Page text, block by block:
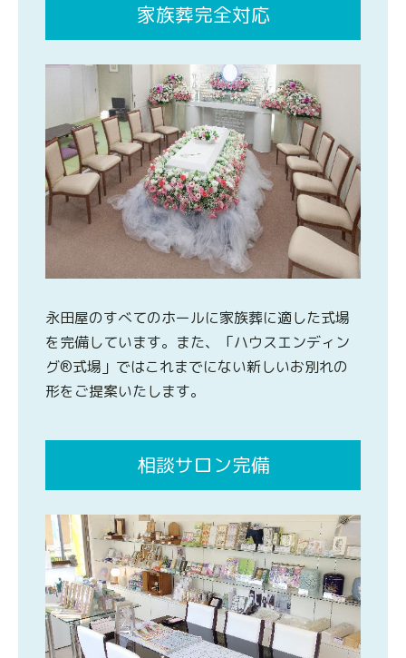
家族葬完全対応
永田屋のすべてのホールに家族葬に適した式場
を完備しています。また、「ハウスエンディン
グ®式場」ではこれまでにない新しいお別れの
形をご提案いたします。
相談サロン完備